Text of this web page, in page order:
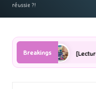
réussie ?!
Breakings[Lecture]